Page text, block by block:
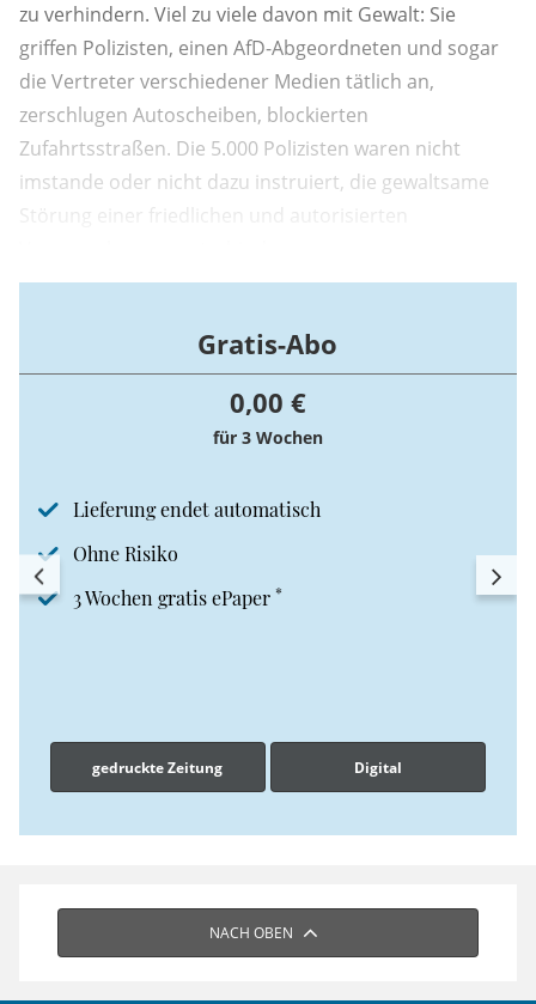
zu verhindern. Viel zu viele davon mit Gewalt: Sie
griffen Polizisten, einen AfD-Abgeordneten und sogar
die Vertreter verschiedener Medien tätlich an,
zerschlugen Autoscheiben, blockierten
Zufahrtsstraßen. Die 5.000 Polizisten waren nicht
imstande oder nicht dazu instruiert, die gewaltsame
Störung einer friedlichen und autorisierten
Gratis-Abo
0,00 €
für 3 Wochen
Lieferung endet automatisch
Ohne Risiko
3 Wochen gratis ePaper *
gedruckte Zeitung Digital
NACH OBEN